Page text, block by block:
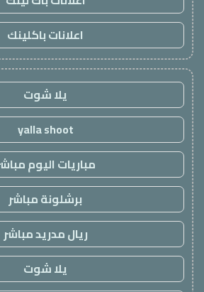
اعلانات باكلينك
يلا شوت
yalla shoot
مباريات اليوم
برشلونة مباشر
ريال مدريد مباشر
يلا شوت